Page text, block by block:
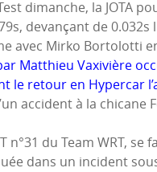
dimanche, la JOTA
devançant de
avec Mirko Bortolotti
Matthieu Vaxivière
le retour en Hypercar
accident à la
n°31 du Team WRT,
dans un incident